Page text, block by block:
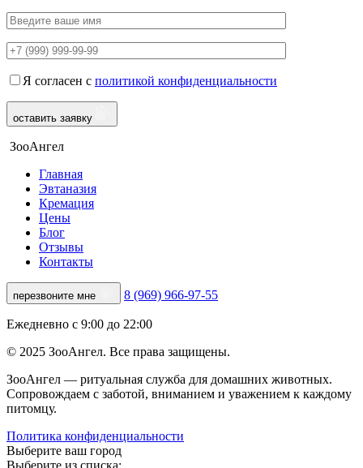
Я согласен с политикой конфиденциальности
оставить заявку
ЗооАнгел
Главная
Эвтаназия
Кремация
Цены
Блог
Отзывы
Контакты
перезвоните мне 8 (969) 966-97-55
Ежедневно с 9:00 до 22:00
© 2025 ЗооАнгел. Все права защищены.
ЗооАнгел — ритуальная служба для домашних животных.
Сопровождаем с заботой, вниманием и уважением к каждому
питомцу.
Политика конфиденциальности
Выберите ваш город
Выберите из списка: